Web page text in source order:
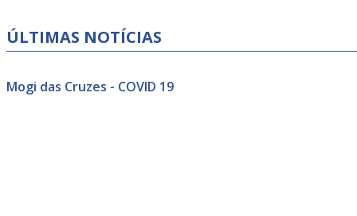
ÚLTIMAS NOTÍCIAS
Mogi das Cruzes - COVID 19